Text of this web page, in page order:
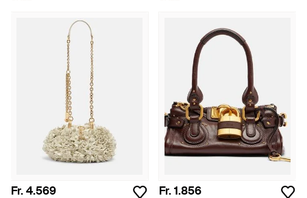
Fr. 4.569 Fr. 1.856